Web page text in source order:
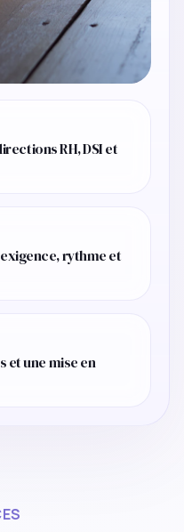
RH, DSI et
rythme et
et une mise en